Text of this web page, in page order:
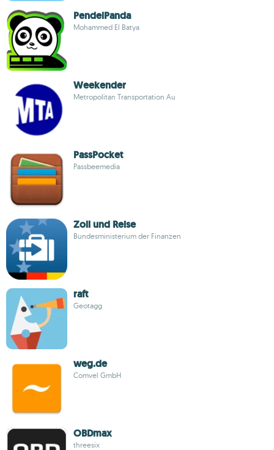
PendelPanda
Mohammed El Batya
Weekender
Metropolitan Transportation Au
PassPocket
Passbeemedia
Zoll und Reise
Bundesministerium der Finanzen
raft
Geotagg
weg.de
Comvel GmbH
OBDmax
threesix